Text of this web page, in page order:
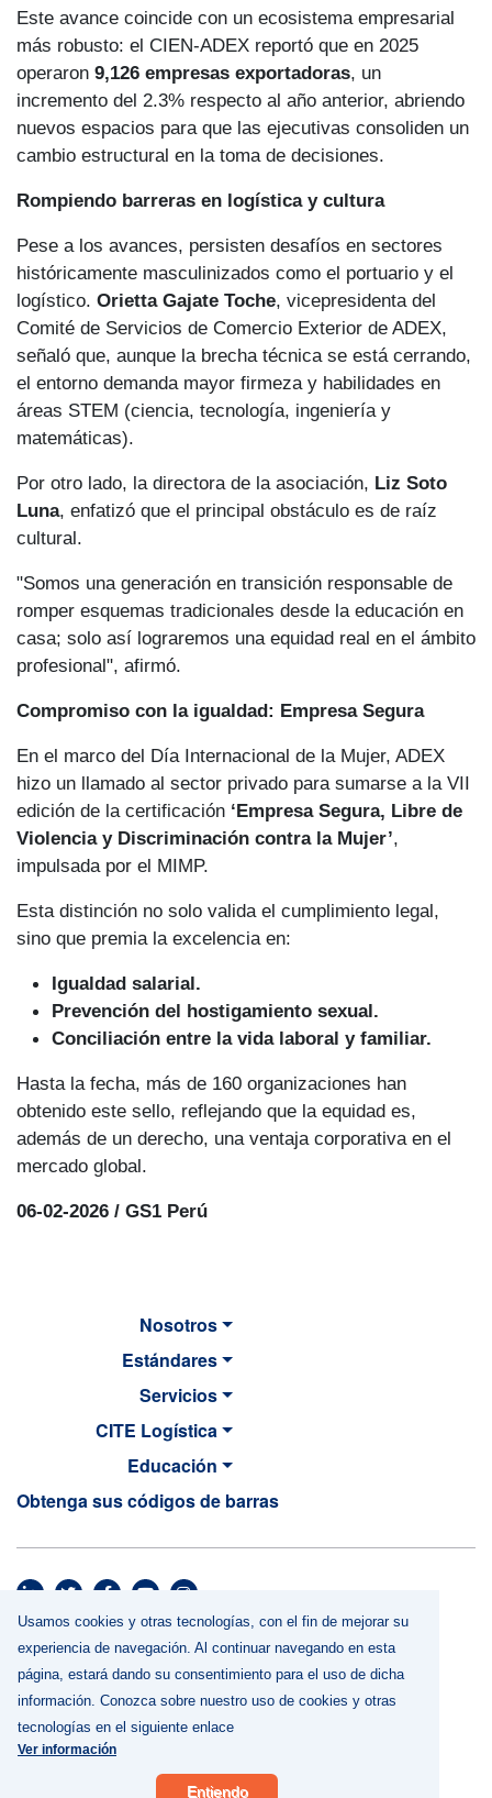
Este avance coincide con un ecosistema empresarial
más robusto: el CIEN-ADEX reportó que en 2025
operaron 9,126 empresas exportadoras, un
incremento del 2.3% respecto al año anterior, abriendo
nuevos espacios para que las ejecutivas consoliden un
cambio estructural en la toma de decisiones.
Rompiendo barreras en logística y cultura
Pese a los avances, persisten desafíos en sectores
históricamente masculinizados como el portuario y el
logístico. Orietta Gajate Toche, vicepresidenta del
Comité de Servicios de Comercio Exterior de ADEX,
señaló que, aunque la brecha técnica se está cerrando,
el entorno demanda mayor firmeza y habilidades en
áreas STEM (ciencia, tecnología, ingeniería y
matemáticas).
Por otro lado, la directora de la asociación, Liz Soto
Luna, enfatizó que el principal obstáculo es de raíz
cultural.
"Somos una generación en transición responsable de
romper esquemas tradicionales desde la educación en
casa; solo así lograremos una equidad real en el ámbito
profesional", afirmó.
Compromiso con la igualdad: Empresa Segura
En el marco del Día Internacional de la Mujer, ADEX
hizo un llamado al sector privado para sumarse a la VII
edición de la certificación ‘Empresa Segura, Libre de
Violencia y Discriminación contra la Mujer’,
impulsada por el MIMP.
Esta distinción no solo valida el cumplimiento legal,
sino que premia la excelencia en:
Igualdad salarial.
Prevención del hostigamiento sexual.
Conciliación entre la vida laboral y familiar.
Hasta la fecha, más de 160 organizaciones han
obtenido este sello, reflejando que la equidad es,
además de un derecho, una ventaja corporativa en el
mercado global.
06-02-2026 / GS1 Perú
Nosotros
Estándares
Servicios
CITE Logística
Educación
Obtenga sus códigos de barras
Footer menu
Términos y Condiciones
Política de Privacidad
Uso de cookies y otras tecnologías
Contáctenos
reservados Copyright © GS1 Perú
Usamos cookies y otras tecnologías, con el fin de mejorar su
experiencia de navegación. Al continuar navegando en esta
página, estará dando su consentimiento para el uso de dicha
información. Conozca sobre nuestro uso de cookies y otras
tecnologías en el siguiente enlace
Ver información
Entiendo